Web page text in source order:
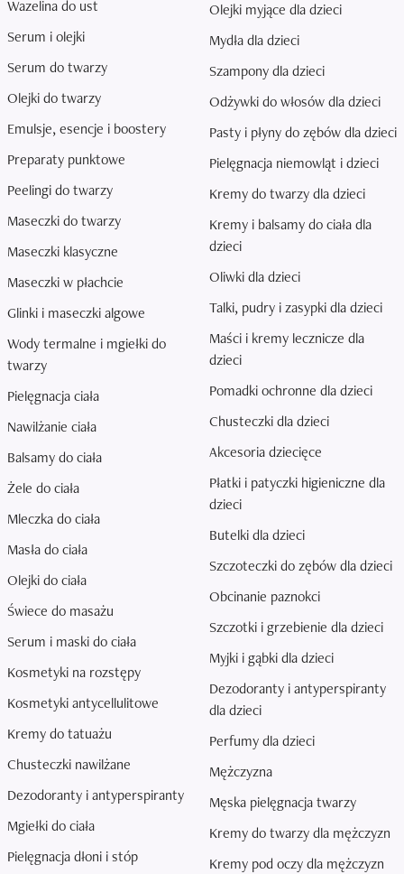
Wazelina do ust
Serum i olejki
Serum do twarzy
Olejki do twarzy
Emulsje, esencje i boostery
Preparaty punktowe
Peelingi do twarzy
Maseczki do twarzy
Maseczki klasyczne
Maseczki w płachcie
Glinki i maseczki algowe
Wody termalne i mgiełki do
twarzy
Pielęgnacja ciała
Nawilżanie ciała
Balsamy do ciała
Żele do ciała
Mleczka do ciała
Masła do ciała
Olejki do ciała
Świece do masażu
Serum i maski do ciała
Kosmetyki na rozstępy
Kosmetyki antycellulitowe
Kremy do tatuażu
Chusteczki nawilżane
Dezodoranty i antyperspiranty
Mgiełki do ciała
Pielęgnacja dłoni i stóp
Olejki myjące dla dzieci
Mydła dla dzieci
Szampony dla dzieci
Odżywki do włosów dla dzieci
Pasty i płyny do zębów dla dzieci
Pielęgnacja niemowląt i dzieci
Kremy do twarzy dla dzieci
Kremy i balsamy do ciała dla
dzieci
Oliwki dla dzieci
Talki, pudry i zasypki dla dzieci
Maści i kremy lecznicze dla
dzieci
Pomadki ochronne dla dzieci
Chusteczki dla dzieci
Akcesoria dziecięce
Płatki i patyczki higieniczne dla
dzieci
Butelki dla dzieci
Szczoteczki do zębów dla dzieci
Obcinanie paznokci
Szczotki i grzebienie dla dzieci
Myjki i gąbki dla dzieci
Dezodoranty i antyperspiranty
dla dzieci
Perfumy dla dzieci
Mężczyzna
Męska pielęgnacja twarzy
Kremy do twarzy dla mężczyzn
Kremy pod oczy dla mężczyzn